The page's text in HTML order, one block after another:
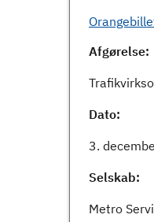
Afgørelse:
Dato:
3.
Selskab:
Metro